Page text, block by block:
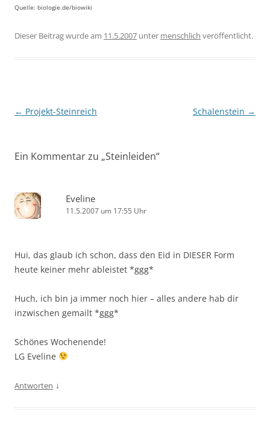
Quelle: biologie.de/biowiki
Dieser Beitrag wurde am 11.5.2007 unter menschlich veröffentlicht.
Beitragsnavigation
← Projekt-Steinreich Schalenstein →
Ein Kommentar zu „Steinleiden“
Eveline
11.5.2007 um 17:55 Uhr
Hui, das glaub ich schon, dass den Eid in DIESER Form
heute keiner mehr ableistet *ggg*
Huch, ich bin ja immer noch hier – alles andere hab dir
inzwischen gemailt *ggg*
Schönes Wochenende!
LG Eveline
Antworten ↓